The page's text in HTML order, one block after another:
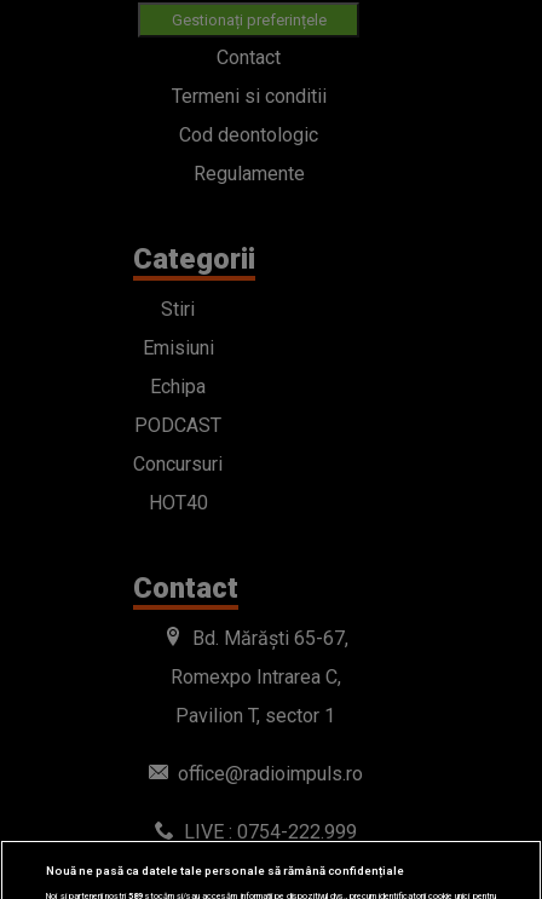
Gestionați preferințele
Contact
Termeni si conditii
Cod deontologic
Regulamente
Categorii
Stiri
Emisiuni
Echipa
PODCAST
Concursuri
HOT40
Contact
Bd. Mărăști 65-67,
Romexpo Intrarea C,
Pavilion T, sector 1
office@radioimpuls.ro
LIVE : 0754-222.999
WhatsApp: 0754-222.999
Nouă ne pasă ca datele tale personale să rămână confidențiale
Noi și partenerii noștri589stocăm și/sau accesăm informații pe dispozitivul dvs., precum identificatorii cookie unici pentru